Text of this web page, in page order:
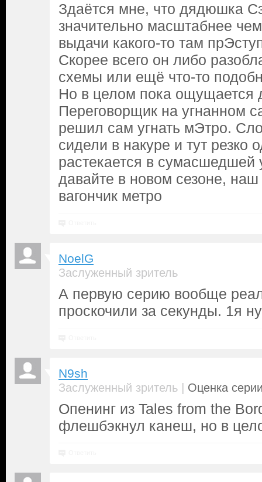
Здаётся мне, что дядюшка
значительно масштабнее
выдачи какого-то там
Скорее всего он либо
схемы или ещё что-то
Но в целом пока ощущается
Переговорщик на угнанном
решил сам угнать мЭтро.
сидели в накуре и тут резко
растекается в сумасшедшей
давайте в новом сезоне,
вагончик метро
NoelG
Заслуженный зритель
А первую серию вообще
проскочили за секунды. 1я
N9sh
Заслуженный зритель | Оценка
Опенинг из Tales from the
флешбэкнул канеш, но в